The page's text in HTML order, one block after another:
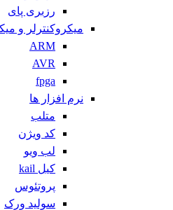
رزبری پای
میکروکنترلر و
ARM
AVR
fpga
نرم افزار ها
متلب
کد ویژن
لب ویو
کیل kail
پروتئوس
سولید ورک